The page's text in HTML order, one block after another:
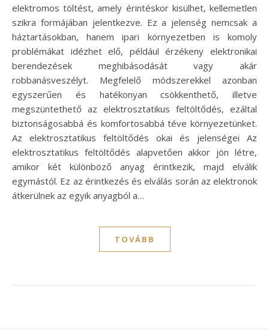
elektromos töltést, amely érintéskor kisülhet, kellemetlen
szikra formájában jelentkezve. Ez a jelenség nemcsak a
háztartásokban, hanem ipari környezetben is komoly
problémákat idézhet elő, például érzékeny elektronikai
berendezések meghibásodását vagy akár
robbanásveszélyt. Megfelelő módszerekkel azonban
egyszerűen és hatékonyan csökkenthető, illetve
megszüntethető az elektrosztatikus feltöltődés, ezáltal
biztonságosabbá és komfortosabbá téve környezetünket.
Az elektrosztatikus feltöltődés okai és jelenségei Az
elektrosztatikus feltöltődés alapvetően akkor jön létre,
amikor két különböző anyag érintkezik, majd elválik
egymástól. Ez az érintkezés és elválás során az elektronok
átkerülnek az egyik anyagból a…
TOVÁBB